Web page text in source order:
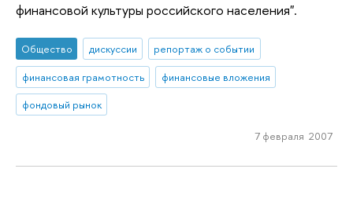
финансовой культуры российского населения".
Общество дискуссии
репортаж о событии
финансовая грамотность
финансовые вложения
фондовый рынок
7 февраля 2007